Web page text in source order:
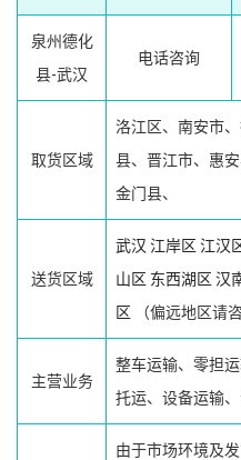
泉州德化
县-武汉
电话咨询
取货区域
洛江区、南安市
县、晋江市、惠
金门县、
送货区域
武汉 江岸区 江汉
山区 东西湖区 汉
区 （偏远地区请咨
主营业务
整车运输、零担
托运、设备运输
由于市场环境及